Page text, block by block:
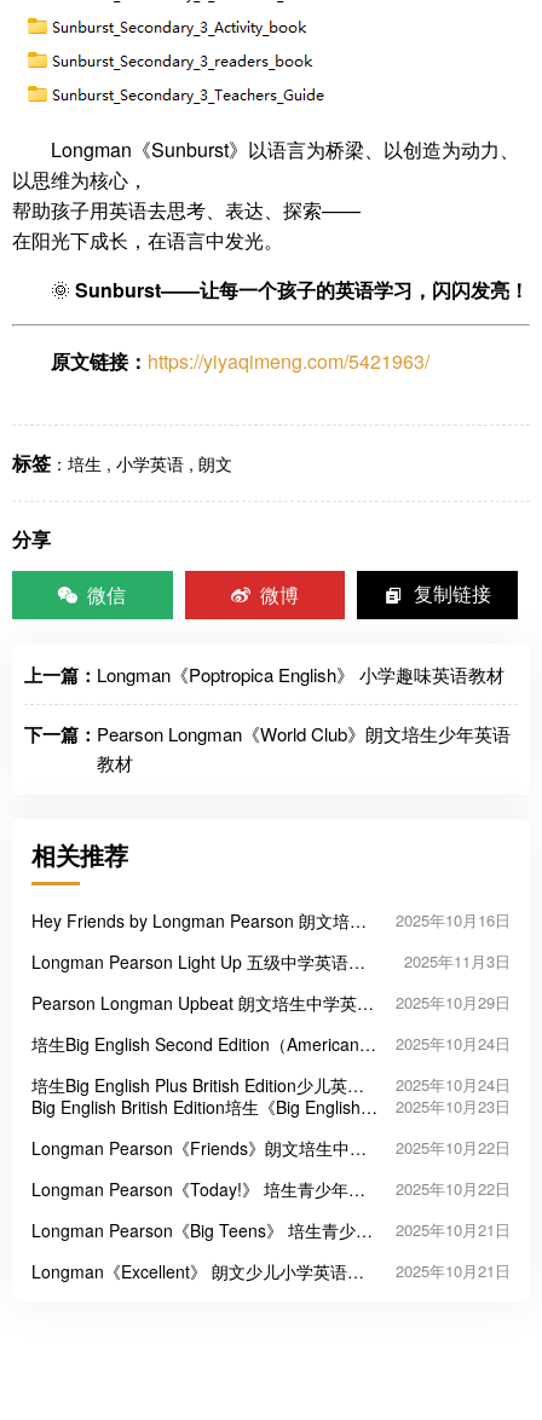
Longman《Sunburst》以语言为桥梁、以创造为动力、
以思维为核心，
帮助孩子用英语去思考、表达、探索——
在阳光下成长，在语言中发光。
🌞 Sunburst——让每一个孩子的英语学习，闪闪发亮！
原文链接： https://yiyaqimeng.com/5421963/
标签 ： 培生 , 小学英语 , 朗文
分享
微信
微博 复制链接
上一篇： Longman《Poptropica English》 小学趣味英语教材
下一篇： Pearson Longman《World Club》朗文培生少年英语
教材
相关推荐
Hey Friends by Longman Pearson 朗文培生
2025年10月16日
Longman Pearson Light Up 五级中学英语教
2025年11月3日
Pearson Longman Upbeat 朗文培生中学英语
2025年10月29日
培生Big English Second Edition（American
2025年10月24日
培生Big English Plus British Edition少儿英语
教材
2025年10月24日
Big English British Edition培生《Big English》
2025年10月23日
Longman Pearson《Friends》朗文培生中小
2025年10月22日
Longman Pearson《Today!》 培生青少年英
2025年10月22日
Longman Pearson《Big Teens》 培生青少年
2025年10月21日
Longman《Excellent》 朗文少儿小学英语教
2025年10月21日